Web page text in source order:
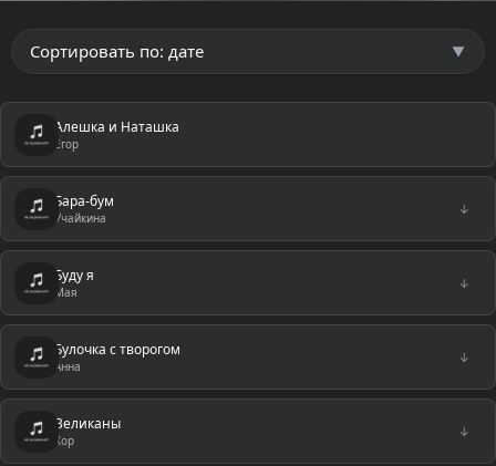
Алешка и Наташка
Егор
Бара-бум
Учайкина
↓
Буду я
Мая
↓
Булочка с творогом
Анна
↓
Великаны
Хор
↓